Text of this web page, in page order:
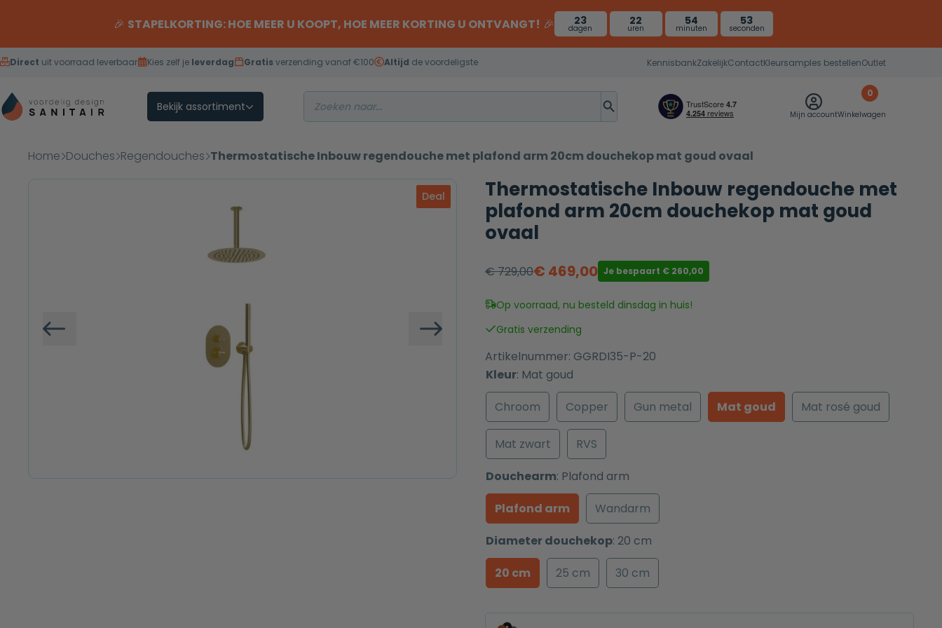
🎉 STAPELKORTING: HOE MEER U KOOPT, HOE MEER KORTING U ONTVANGT! 🎉 23
dagen
22
uren
54
minuten
52
seconden
Direct uit voorraad leverbaar Kies zelf je leverdag Gratisverzending vanaf €100 Altijd de voordeligste KennisbankZakelijkContactKleursamples bestellenOutlet
Bekijk assortiment
Mijn account
0
Winkelwagen
Home Douches Regendouches Thermostatische Inbouw regendouche met plafond arm 20cm douchekop mat goud ovaal
Deal
Vorige Volgende
Thermostatische Inbouw regendouche met
plafond arm 20cm douchekop mat goud
ovaal
€729,00
Oorspronkelijke
prijs
was:
€ 729,00.
€ 469,00
Huidige
prijs
is:
€ 469,00.
Je bespaart €260,00
Op voorraad, nu besteld dinsdag in huis!
Gratis verzending
Artikelnummer: GGRDI35-P-20
Kleur: Mat goud
Chroom
Copper Gun metal Mat goud Mat rosé goud
Mat zwart
RVS
Douchearm: Plafond arm
Plafond arm
Wandarm
Diameter douchekop: 20 cm
20 cm
25 cm 30 cm